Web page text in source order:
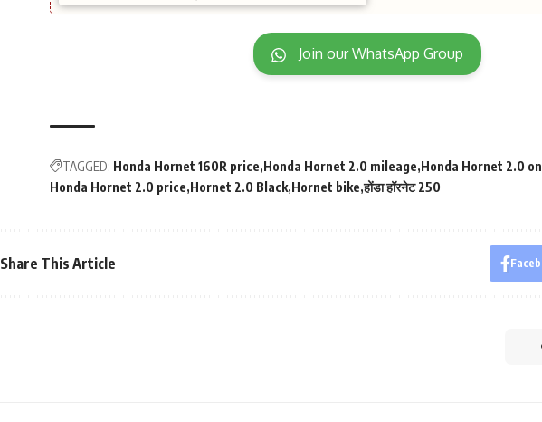
Join our WhatsApp Group
TAGGED: Honda Hornet 160R price Honda Hornet 2.0 mileage Honda Hornet 2.0
Honda Hornet 2.0 price Hornet 2.0 Black Hornet bike होंडा हॉरनेट 250
Share This Article